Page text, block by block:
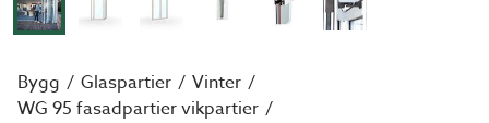
Bygg Glaspartier
Vinter
WG 95 fasadpartier vikpartier